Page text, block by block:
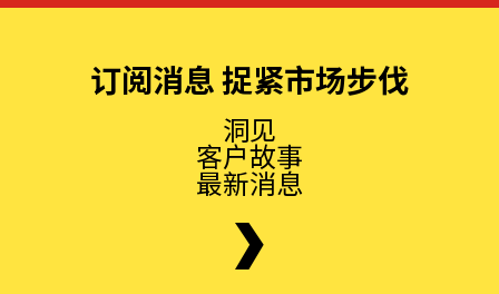
订阅消息 捉紧市场步伐
洞见
客户故事
最新消息